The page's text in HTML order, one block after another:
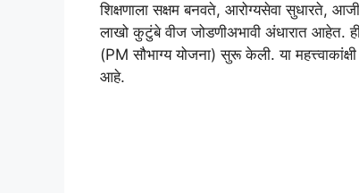
शिक्षणाला सक्षम बनवते, आरोग्यसेवा सुधारते,
लाखो कुटुंबे वीज जोडणीअभावी अंधारात आहेत.
(PM सौभाग्य योजना) सुरू केली. या
आहे.